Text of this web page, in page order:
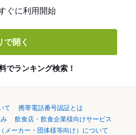
ぐに利用開始
で開く
でランキング検索！
て
携帯電話番号認証とは
飲食店・飲食企業様向けサービス
メーカー・団体様等向け）について